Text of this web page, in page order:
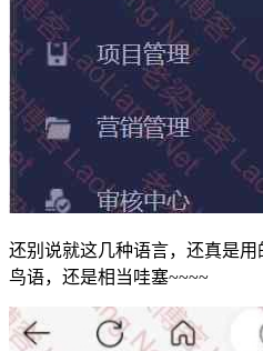
还别说就这几种语言，还真是
鸟语，还是相当哇塞~~~~